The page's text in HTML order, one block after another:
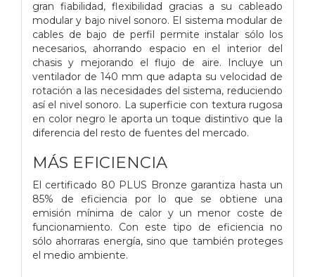
gran fiabilidad, flexibilidad gracias a su cableado
modular y bajo nivel sonoro. El sistema modular de
cables de bajo de perfil permite instalar sólo los
necesarios, ahorrando espacio en el interior del
chasis y mejorando el flujo de aire. Incluye un
ventilador de 140 mm que adapta su velocidad de
rotación a las necesidades del sistema, reduciendo
así el nivel sonoro. La superficie con textura rugosa
en color negro le aporta un toque distintivo que la
diferencia del resto de fuentes del mercado.
MÁS EFICIENCIA
El certificado 80 PLUS Bronze garantiza hasta un
85% de eficiencia por lo que se obtiene una
emisión mínima de calor y un menor coste de
funcionamiento. Con este tipo de eficiencia no
sólo ahorraras energía, sino que también proteges
el medio ambiente.